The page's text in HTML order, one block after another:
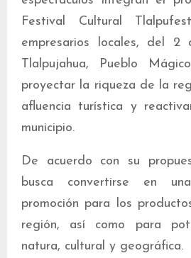
Festival Cultural
empresarios locales, del
Tlalpujahua, Pueblo
proyectar la riqueza de la
afluencia turística y
municipio.
De acuerdo con su
busca convertirse en
promoción para los
región, así como para
natura, cultural y geográfica.